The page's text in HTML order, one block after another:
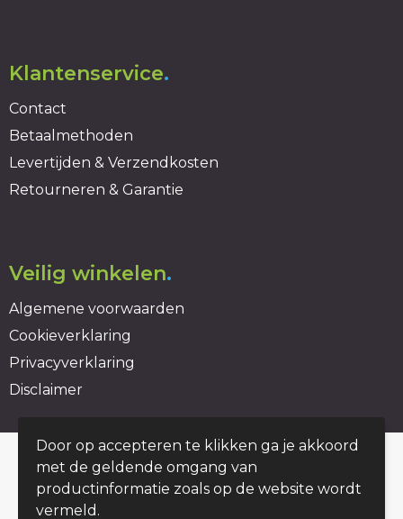
Klantenservice.
Contact
Betaalmethoden
Levertijden & Verzendkosten
Retourneren & Garantie
Veilig winkelen.
Algemene voorwaarden
Cookieverklaring
Privacyverklaring
Disclaimer
© Copyright duurzaambedrukt.nl 2026
Door op accepteren te klikken ga je akkoord
met de geldende omgang van
productinformatie zoals op de website wordt
vermeld.